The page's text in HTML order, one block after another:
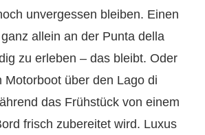
unvergessen bleiben. Einen
allein an der Punta della
zu erleben – das bleibt. Oder
Motorboot über den Lago di
das Frühstück von einem
frisch zubereitet wird. Luxus